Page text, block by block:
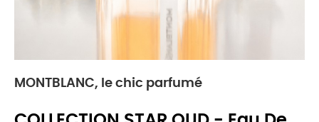
MONTBLANC, le chic parfumé